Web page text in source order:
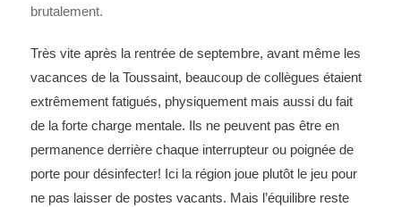
brutalement.
Très vite après la rentrée de septembre, avant même les
vacances de la Toussaint, beaucoup de collègues étaient
extrêmement fatigués, physiquement mais aussi du fait
de la forte charge mentale. Ils ne peuvent pas être en
permanence derrière chaque interrupteur ou poignée de
porte pour désinfecter! Ici la région joue plutôt le jeu pour
ne pas laisser de postes vacants. Mais l’équilibre reste